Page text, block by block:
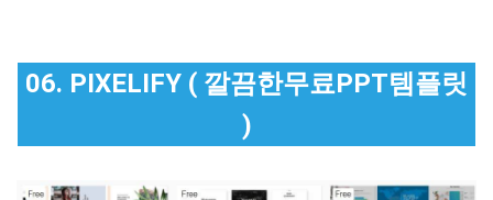
06. PIXELIFY ( 깔끔한무료PPT템플릿
)